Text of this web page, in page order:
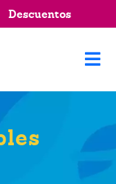
Descuentos